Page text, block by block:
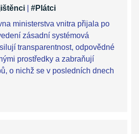
#Plátci
ministerstva vnitra přijala po
zásadní systémová
transparentnost, odpovědné
prostředky a zabraňují
o nichž se v posledních dnech